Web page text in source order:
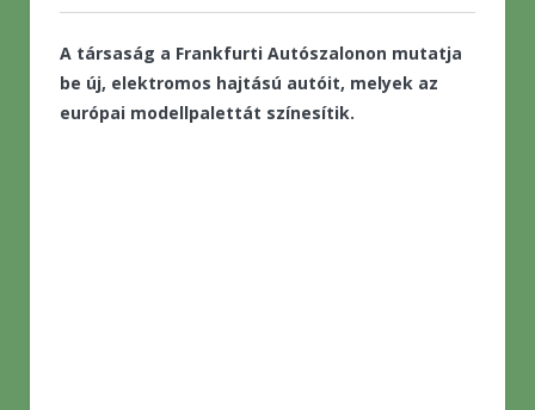
A társaság a Frankfurti Autószalonon mutatja
be új, elektromos hajtású autóit, melyek az
európai modellpalettát színesítik.